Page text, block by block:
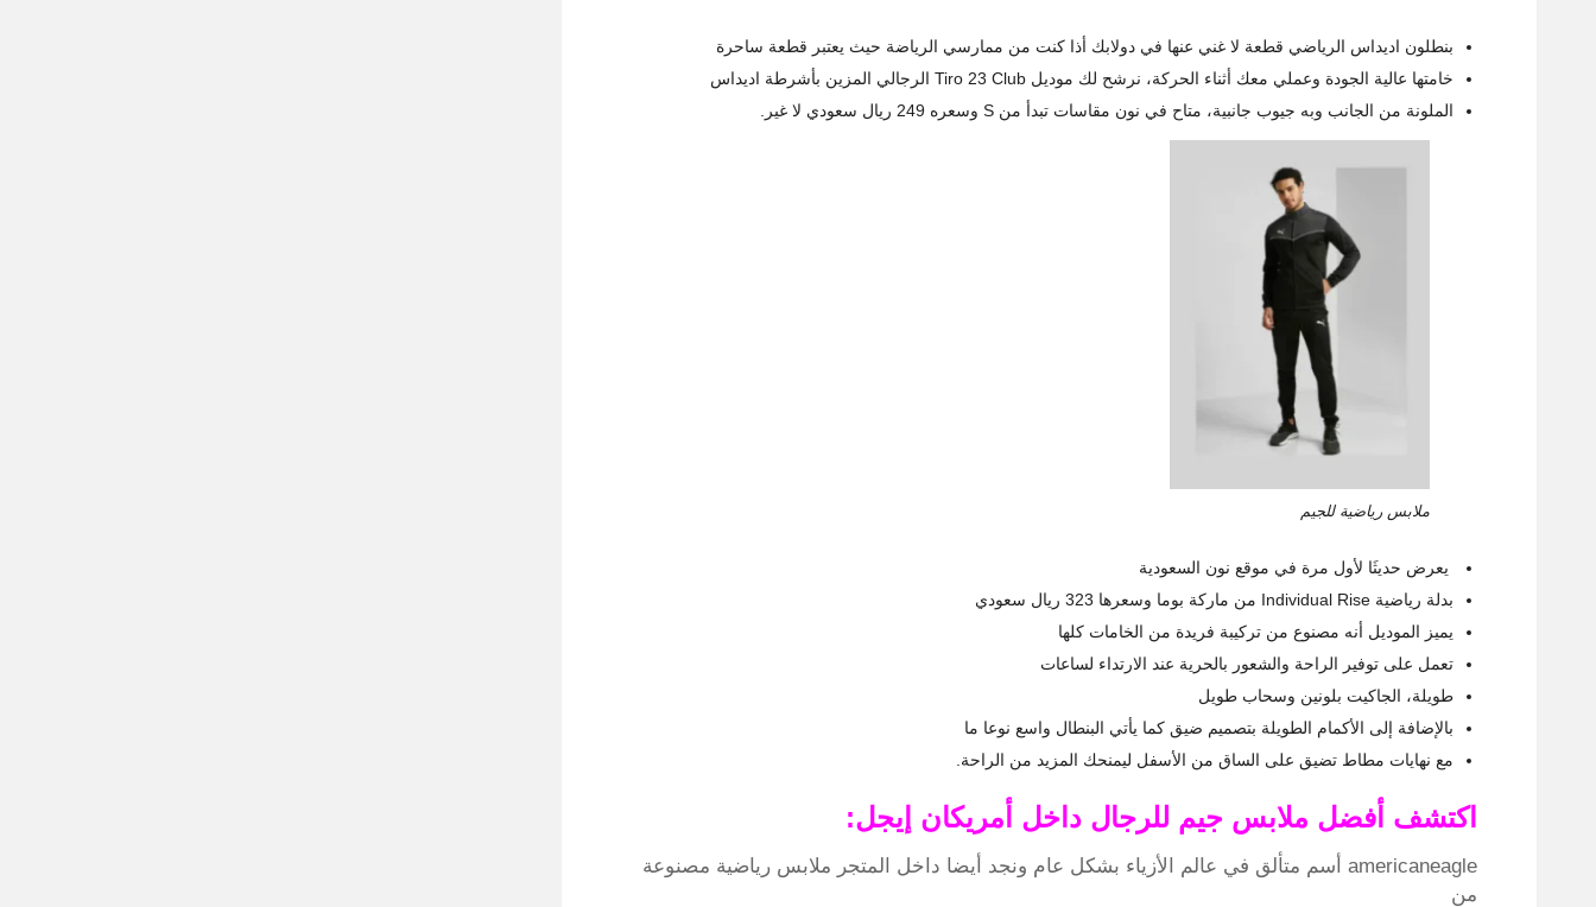
بنطلون اديداس الرياضي قطعة لا غني عنها في دولابك أذا كنت من ممارسي الرياضة حيث يعتبر قطعة ساحرة
خامتها عالية الجودة وعملي معك أثناء الحركة، نرشح لك موديل Tiro 23 Club الرجالي المزين بأشرطة اديداس
الملونة من الجانب وبه جيوب جانبية، متاح في نون مقاسات تبدأ من S وسعره 249 ريال سعودي لا غير.
ملابس رياضية للجيم
يعرض حديثَا لأول مرة في موقع نون السعودية
بدلة رياضية Individual Rise من ماركة بوما وسعرها 323 ريال سعودي
يميز الموديل أنه مصنوع من تركيبة فريدة من الخامات كلها
تعمل على توفير الراحة والشعور بالحرية عند الارتداء لساعات
طويلة، الجاكيت بلونين وسحاب طويل
بالإضافة إلى الأكمام الطويلة بتصميم ضيق كما يأتي البنطال واسع نوعا ما
مع نهايات مطاط تضيق على الساق من الأسفل ليمنحك المزيد من الراحة.
اكتشف أفضل ملابس جيم للرجال داخل أمريكان إيجل:
americaneagle أسم متألق في عالم الأزياء بشكل عام ونجد أيضا داخل المتجر ملابس رياضية مصنوعة
من